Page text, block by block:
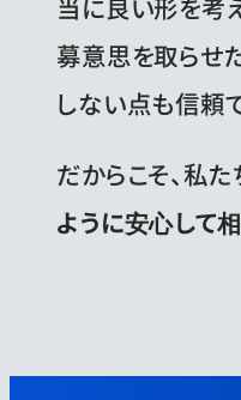
当に良い形を考
募意思を取らせ
しない点も信頼
だからこそ、私た
ように安心して